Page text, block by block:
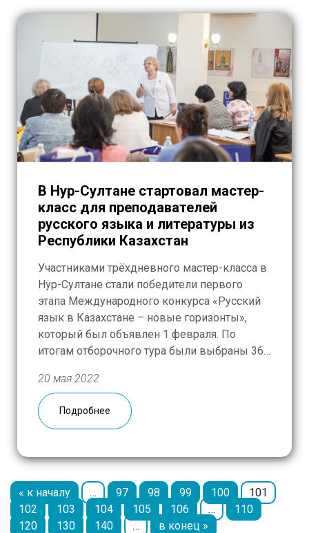
В Нур-Султане стартовал мастер-
класс для преподавателей
русского языка и литературы из
Республики Казахстан
Участниками трёхдневного мастер-класса в
Нур-Султане стали победители первого
этапа Международного конкурса «Русский
язык в Казахстане – новые горизонты»,
который был объявлен 1 февраля. По
итогам отборочного тура были выбраны 36
столицу смог лишь 31 преподаватель.
География представленных регионов
получилась обширной: Алматы,
В течение […]
20 мая 2022
Подробнее
« к началу … 97 98 99 100
101
102
103 104 105 106 …
110
120
130 140 … в конец »